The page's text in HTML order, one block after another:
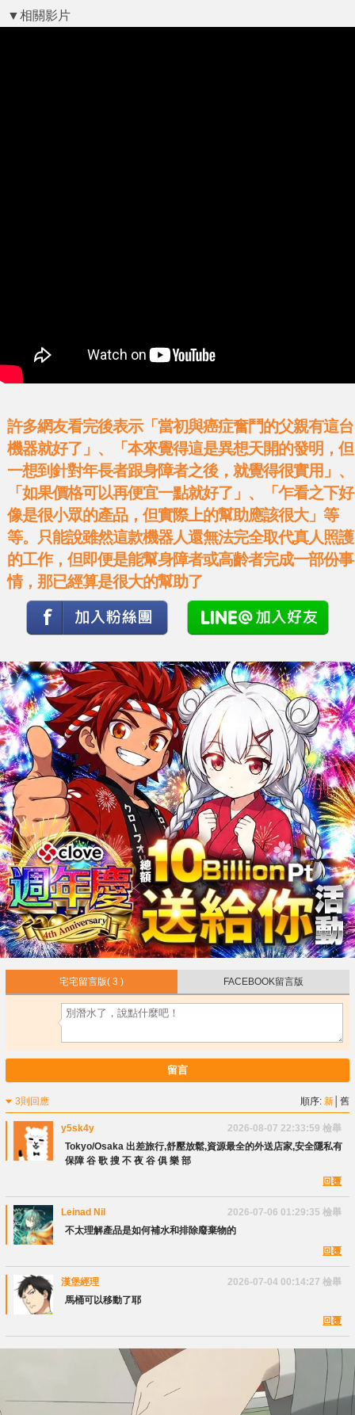
▼相關影片
許多網友看完後表示「當初與癌症奮鬥的父親有這台
機器就好了」、「本來覺得這是異想天開的發明，但
一想到針對年長者跟身障者之後，就覺得很實用」、
「如果價格可以再便宜一點就好了」、「乍看之下好
像是很小眾的產品，但實際上的幫助應該很大」等
等。只能說雖然這款機器人還無法完全取代真人照護
的工作，但即便是能幫身障者或高齡者完成一部份事
情，那已經算是很大的幫助了
宅宅留言版( 3 ) FACEBOOK留言版
留言
3則回應 順序:新 │舊
y5sk4y 2026-08-07 22:33:59 檢舉
Tokyo/Osaka 出差旅行,舒壓放鬆,資源最全的外送店家,安全隱私有
保障 谷 歌 搜 不 夜 谷 俱 樂 部
回覆
Leinad Nil 2026-07-06 01:29:35 檢舉
不太理解產品是如何補水和排除廢棄物的
回覆
漢堡經理 2026-07-04 00:14:27 檢舉
馬桶可以移動了耶
回覆